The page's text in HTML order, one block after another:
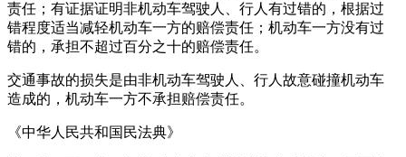
责任；有证据证明非机动车驾驶人、行人有过错的，根据过
错程度适当减轻机动车一方的赔偿责任；机动车一方没有过
错的，承担不超过百分之十的赔偿责任。
交通事故的损失是由非机动车驾驶人、行人故意碰撞机动车
造成的，机动车一方不承担赔偿责任。
《中华人民共和国民法典》